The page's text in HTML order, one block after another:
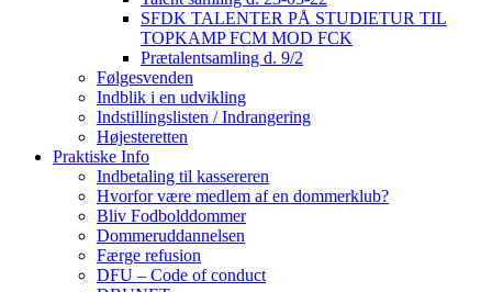
SFDK TALENTER PÅ STUDIETUR TIL
TOPKAMP FCM MOD FCK
Prætalentsamling d. 9/2
Følgesvenden
Indblik i en udvikling
Indstillingslisten / Indrangering
Højesteretten
Praktiske Info
Indbetaling til kassereren
Hvorfor være medlem af en dommerklub?
Bliv Fodbolddommer
Dommeruddannelsen
Færge refusion
DFU – Code of conduct